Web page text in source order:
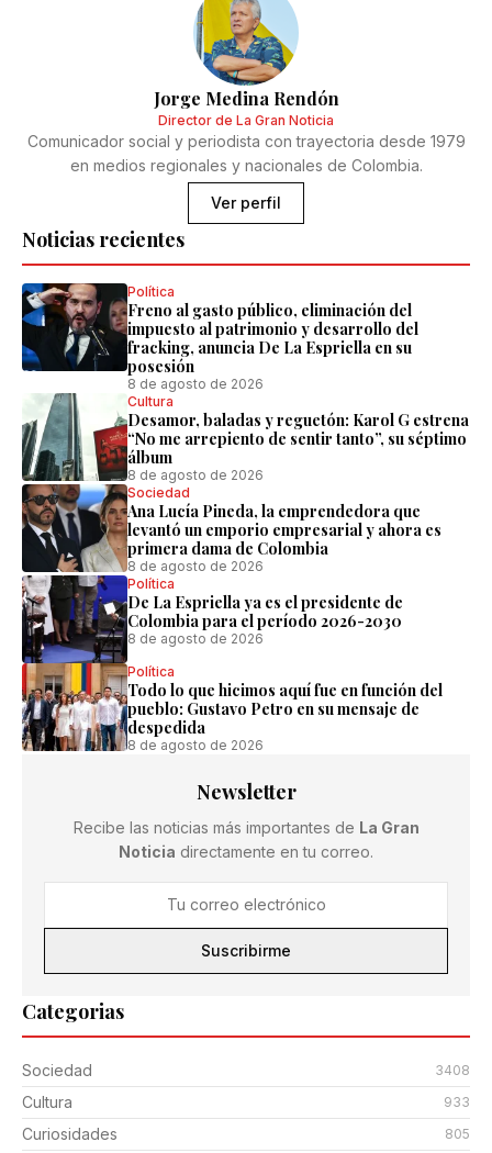
Noticias recientes
Política
Freno al gasto público, eliminación del
impuesto al patrimonio y desarrollo del
fracking, anuncia De La Espriella en su
posesión
8 de agosto de 2026
Cultura
Desamor, baladas y reguetón: Karol G estrena
“No me arrepiento de sentir tanto”, su séptimo
álbum
8 de agosto de 2026
Sociedad
Ana Lucía Pineda, la emprendedora que
levantó un emporio empresarial y ahora es
primera dama de Colombia
8 de agosto de 2026
Política
De La Espriella ya es el presidente de
Colombia para el período 2026-2030
8 de agosto de 2026
Política
Todo lo que hicimos aquí fue en función del
pueblo: Gustavo Petro en su mensaje de
despedida
8 de agosto de 2026
Jorge Medina Rendón
Director de La Gran Noticia
Comunicador social y periodista con trayectoria desde 1979
en medios regionales y nacionales de Colombia.
Ver perfil
Categorias
Sociedad 3408
Cultura 933
Curiosidades 805
Newsletter
Recibe las noticias más importantes de La Gran
Noticia directamente en tu correo.
Suscribirme